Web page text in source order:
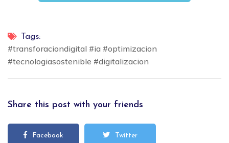
Tags:
#transforaciondigital #ia #optimizacion
#tecnologiasostenible #digitalizacion
Share this post with your friends
Facebook Twitter